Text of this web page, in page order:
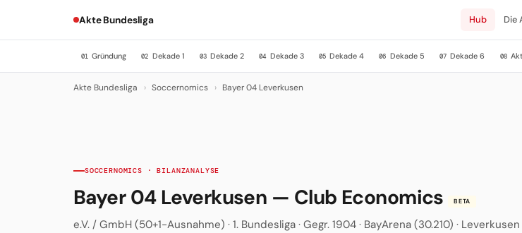
Akte Bundesliga Hub Die
01 Gründung 02 Dekade 1 03 Dekade 2 04 Dekade 3 05 Dekade 4 06 Dekade 5 07 Dekade 6 08
Akte Bundesliga › Soccernomics › Bayer 04 Leverkusen
SOCCERNOMICS · BILANZANALYSE
Bayer 04 Leverkusen — Club Economics BETA
e.V. / GmbH (50+1-Ausnahme) · 1. Bundesliga · Gegr. 1904 · BayArena (30.210) · Leverkusen